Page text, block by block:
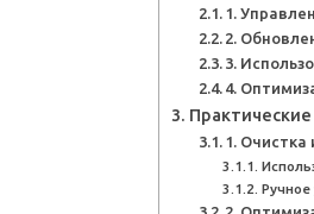
1.
2.
3.
4.
1.